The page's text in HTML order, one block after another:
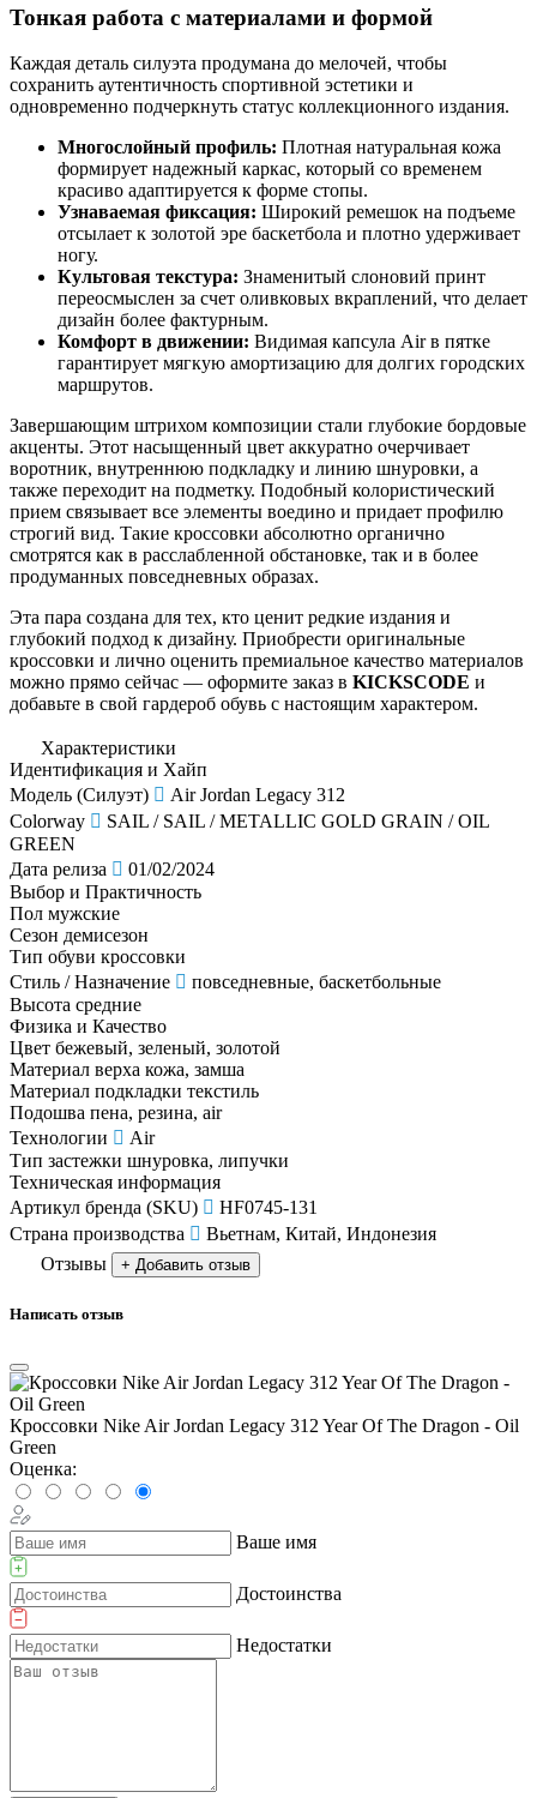
Тонкая работа с материалами и формой
Каждая деталь силуэта продумана до мелочей, чтобы
сохранить аутентичность спортивной эстетики и
одновременно подчеркнуть статус коллекционного издания.
Многослойный профиль: Плотная натуральная кожа
формирует надежный каркас, который со временем
красиво адаптируется к форме стопы.
Узнаваемая фиксация: Широкий ремешок на подъеме
отсылает к золотой эре баскетбола и плотно удерживает
ногу.
Культовая текстура: Знаменитый слоновий принт
переосмыслен за счет оливковых вкраплений, что делает
дизайн более фактурным.
Комфорт в движении: Видимая капсула Air в пятке
гарантирует мягкую амортизацию для долгих городских
маршрутов.
Завершающим штрихом композиции стали глубокие бордовые
акценты. Этот насыщенный цвет аккуратно очерчивает
воротник, внутреннюю подкладку и линию шнуровки, а
также переходит на подметку. Подобный колористический
прием связывает все элементы воедино и придает профилю
строгий вид. Такие кроссовки абсолютно органично
смотрятся как в расслабленной обстановке, так и в более
продуманных повседневных образах.
Эта пара создана для тех, кто ценит редкие издания и
глубокий подход к дизайну. Приобрести оригинальные
кроссовки и лично оценить премиальное качество материалов
можно прямо сейчас — оформите заказ в KICKSCODE и
добавьте в свой гардероб обувь с настоящим характером.
Характеристики
Идентификация и Хайп
Модель (Силуэт)
Air Jordan Legacy 312
Colorway
SAIL / SAIL / METALLIC GOLD GRAIN / OIL
GREEN
Дата релиза
01/02/2024
Выбор и Практичность
Пол мужские
Сезон демисезон
Тип обуви кроссовки
Стиль / Назначение
повседневные, баскетбольные
Высота средние
Физика и Качество
Цвет бежевый, зеленый, золотой
Материал верха кожа, замша
Материал подкладки текстиль
Подошва пена, резина, air
Технологии
Air
Тип застежки шнуровка, липучки
Техническая информация
Артикул бренда (SKU)
HF0745-131
Страна производства
Вьетнам, Китай, Индонезия
Отзывы
+ Добавить отзыв
Написать отзыв
Кроссовки Nike Air Jordan Legacy 312 Year Of The Dragon - Oil
Green
Оценка:
Ваше имя
Достоинства
Недостатки